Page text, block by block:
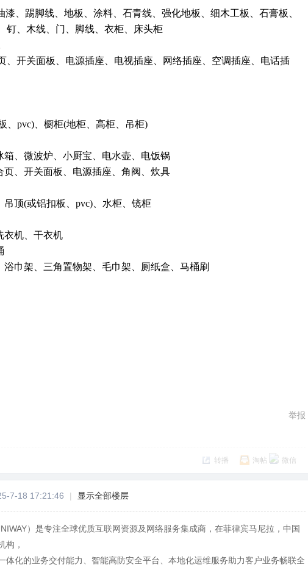
、踢脚线、地板、涂料、石青线、强化地板、细木工板、石膏板、
钉、木线、门、脚线、衣柜、床头柜
、开关面板、电源插座、电视插座、网络插座、空调插座、电话插
、pvc)、橱柜(地柜、高柜、吊柜)
、微波炉、小厨宝、电水壶、电饭锅
、开关面板、电源插座、角阀、炊具
顶(或铝扣板、pvc)、水柜、镜柜
衣机、干衣机
巾架、三角置物架、毛巾架、厕纸盒、马桶刷
举报
转播 淘帖 微信
7-18 17:21:46 | 显示全部楼层
）是专注全球优质互联网资源及网络服务集成商，在菲律宾马尼拉，中国
构，
体化的业务交付能力、智能高防安全平台、本地化运维服务助力客户业务畅联全